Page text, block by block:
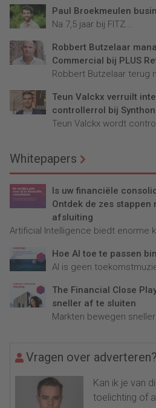
Paul Broekmeulen
Na 7,5 jaar bij FITZ...
Robbert Butzelaar
Commercial bij PLUS
Robbert Butzelaar terug
Teun Valckx verruilt
controllerrol bij Synthon
Teun Valckx wordt
Whitepapers
Is uw financiële
Ontdek de zes stappen
afsluiting
Artificial Intelligence biedt enorme
Hoe AI toe te passen
AI is geen
The Financial Close
sneller af te sluiten
Markten bewegen
Vragen over adverteren?
Kan ik je van
toelichting of